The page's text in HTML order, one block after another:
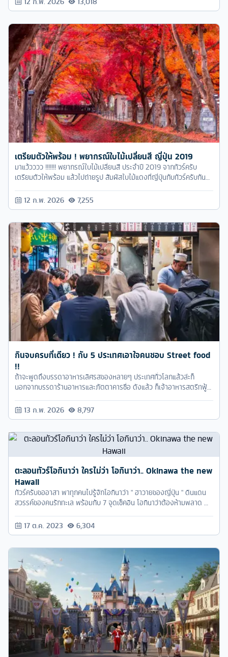
เตรียมตัวให้พร้อม ! พยากรณ์ใบไม้เปลี่ยนสี ญี่ปุ่น 2019
มาแว้วววว !!!!!!! พยากรณ์ใบไม้เปลี่ยนสี ประจำปี 2019 จากทัวร์ครับ
เตรียมตัวให้พร้อม แล้วไปถ่ายรูป สัมผัสใบไม้แดงที่ญี่ปุ่นกับทัวร์ครับกันดี
12 ก.พ. 2026 7,255
กินจบครบที่เดียว ! กับ 5 ประเทศเอาใจคนชอบ Street food
!!
ถ้าจะพูดถึงบรรดาอาหารเลิศรสของหลายๆ ประเทศทั่วโลกแล้วล่ะก็
นอกจากบรรดาร้านอาหารและภัตตาคารชื่อ ดังแล้ว ก็เจ้าอาหารสตรีทฟู้ด
ที่นั่นกันให้ ได้สักครั้ง
13 ก.พ. 2026 8,797
ตะลอนทัวร์โอกินาว่า ใครไม่ว่า โอกินาว่า.. Okinawa the new
Hawaii
ทัวร์ครับขออาสา พาทุกคนไปรู้จักโอกินาว่า " ฮาวายของญี่ปุ่น " ดินแดน
สวรรค์ของคนรักทะเล พร้อมกับ 7 จุดเช็คอิน โอกินาว่าต้องห้ามพลาด 🌊
17 ต.ค. 2023 6,304